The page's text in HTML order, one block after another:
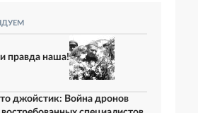
правда наша!
джойстик: Война дронов